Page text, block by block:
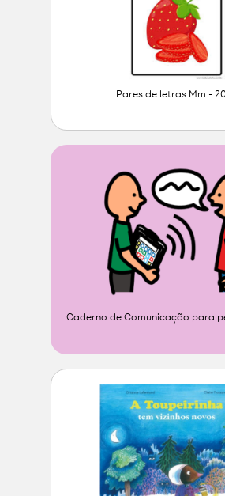
Pares de letras Mm -
Caderno de Comunicação para